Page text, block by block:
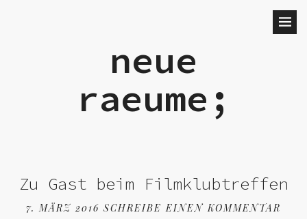
neue
raeume;
Zu Gast beim Filmklubtreffen
7. MÄRZ 2016 SCHREIBE EINEN KOMMENTAR